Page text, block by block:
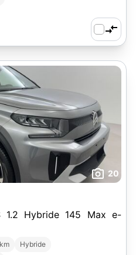
20
1.2 Hybride 145 Max e-
Hybride